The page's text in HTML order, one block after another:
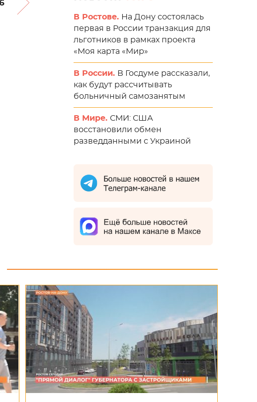
В Ростове. На Дону состоялась
первая в России транзакция для
льготников в рамках проекта
«Моя карта «Мир»
В России. В Госдуме рассказали,
как будут рассчитывать
больничный самозанятым
В Мире. СМИ: США
восстановили обмен
разведданными с Украиной